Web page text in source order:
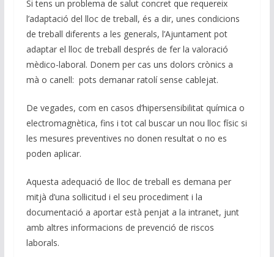
Si tens un problema de salut concret que requereix
l’adaptació del lloc de treball, és a dir, unes condicions
de treball diferents a les generals, l’Ajuntament pot
adaptar el lloc de treball després de fer la valoració
mèdico-laboral. Donem per cas uns dolors crònics a
mà o canell: pots demanar ratolí sense cablejat.
De vegades, com en casos d’hipersensibilitat química o
electromagnètica, fins i tot cal buscar un nou lloc físic si
les mesures preventives no donen resultat o no es
poden aplicar.
Aquesta adequació de lloc de treball es demana per
mitjà d’una sol·licitud i el seu procediment i la
documentació a aportar està penjat a la intranet, junt
amb altres informacions de prevenció de riscos
laborals.